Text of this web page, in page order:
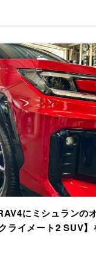
にミシュランの
ライメート2 SUV】